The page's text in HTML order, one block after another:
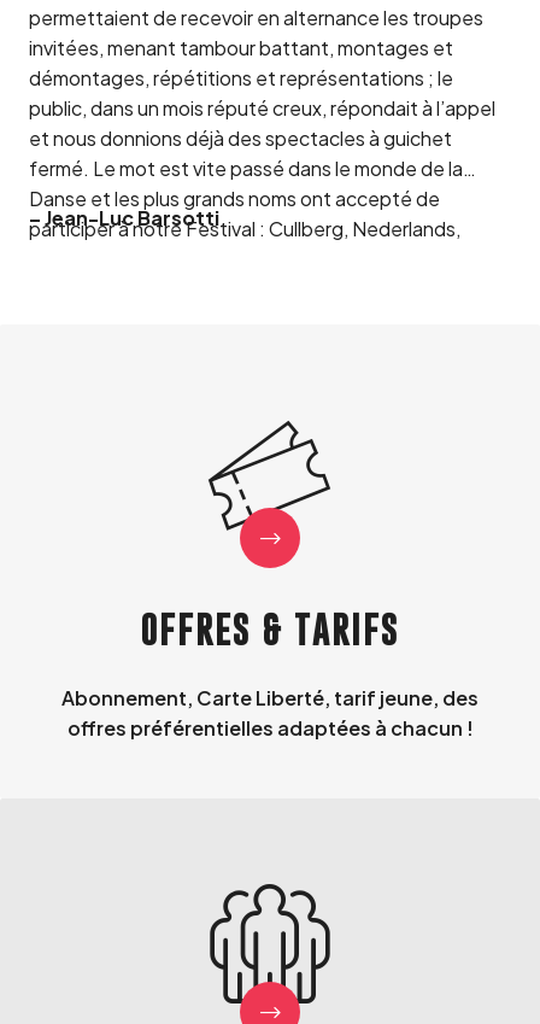
permettaient de recevoir en alternance les troupes
invitées, menant tambour battant, montages et
démontages, répétitions et représentations ; le
public, dans un mois réputé creux, répondait à l’appel
et nous donnions déjà des spectacles à guichet
fermé. Le mot est vite passé dans le monde de la
Danse et les plus grands noms ont accepté de
participer à notre Festival : Cullberg, Nederlands,
– Jean-Luc Barsotti
OFFRES & TARIFS
Abonnement, Carte Liberté, tarif jeune, des
offres préférentielles adaptées à chacun !